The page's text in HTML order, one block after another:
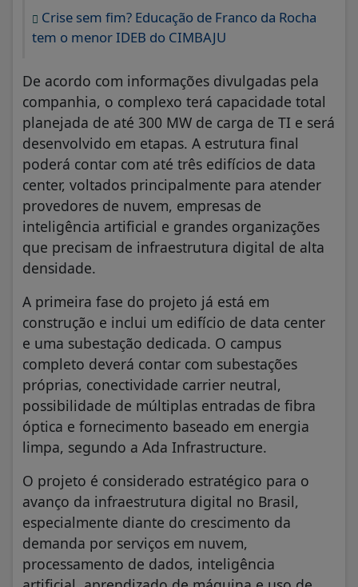
Crise sem fim? Educação de Franco da Rocha
tem o menor IDEB do CIMBAJU
De acordo com informações divulgadas pela
companhia, o complexo terá capacidade total
planejada de até 300 MW de carga de TI e será
desenvolvido em etapas. A estrutura final
poderá contar com até três edifícios de data
center, voltados principalmente para atender
provedores de nuvem, empresas de
inteligência artificial e grandes organizações
que precisam de infraestrutura digital de alta
densidade.
A primeira fase do projeto já está em
construção e inclui um edifício de data center
e uma subestação dedicada. O campus
completo deverá contar com subestações
próprias, conectividade carrier neutral,
possibilidade de múltiplas entradas de fibra
óptica e fornecimento baseado em energia
limpa, segundo a Ada Infrastructure.
O projeto é considerado estratégico para o
avanço da infraestrutura digital no Brasil,
especialmente diante do crescimento da
demanda por serviços em nuvem,
processamento de dados, inteligência